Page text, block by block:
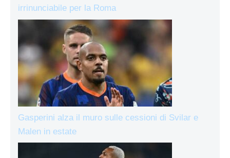
irrinunciabile per la Roma
Gasperini alza il muro sulle cessioni di Svilar e
Malen in estate